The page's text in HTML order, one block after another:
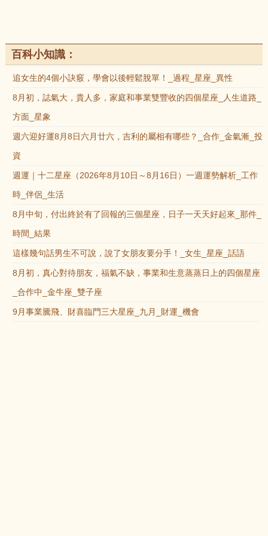
百科小知識：
追女生的4個小訣竅，學會以後輕鬆脫單！_過程_星座_異性
8月初，誌氣大，貴人多，家庭和事業雙豐收的四個星座_人生道路_
方面_星象
週六迎好運8月8日六月廿六，吉利的屬相有哪些？_合作_金氣漸_投
資
週運｜十二星座（2026年8月10日～8月16日）一週運勢解析_工作
時_伴侶_生活
8月中旬，付出終於有了回報的三個星座，日子一天天好起來_那件_
時間_結果
這樣幾句話男生不可說，說了女朋友要分手！_女生_星座_話語
8月初，真心對待朋友，福氣不缺，事業和生意蒸蒸日上的四個星座
_合作中_金牛座_雙子座
9月事業騰飛、財喜臨門三大星座_九月_財運_機會